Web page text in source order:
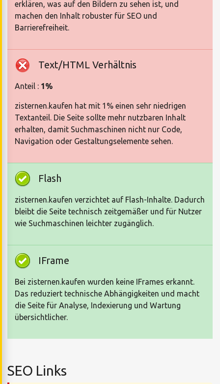
erklären, was auf den Bildern zu sehen ist, und
machen den Inhalt robuster für SEO und
Barrierefreiheit.
Text/HTML Verhältnis
Anteil : 1%
zisternen.kaufen hat mit 1% einen sehr niedrigen
Textanteil. Die Seite sollte mehr nutzbaren Inhalt
erhalten, damit Suchmaschinen nicht nur Code,
Navigation oder Gestaltungselemente sehen.
Flash
zisternen.kaufen verzichtet auf Flash-Inhalte. Dadurch
bleibt die Seite technisch zeitgemäßer und für Nutzer
wie Suchmaschinen leichter zugänglich.
IFrame
Bei zisternen.kaufen wurden keine IFrames erkannt.
Das reduziert technische Abhängigkeiten und macht
die Seite für Analyse, Indexierung und Wartung
übersichtlicher.
SEO Links